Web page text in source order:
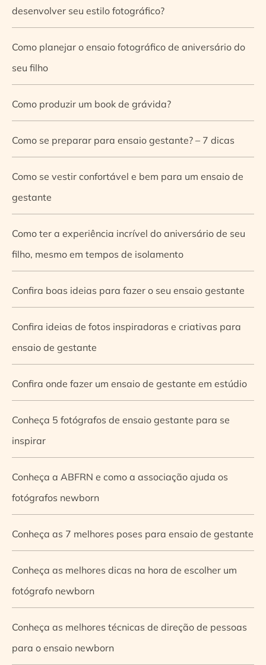
desenvolver seu estilo fotográfico?
Como planejar o ensaio fotográfico de aniversário do
seu filho
Como produzir um book de grávida?
Como se preparar para ensaio gestante? – 7 dicas
Como se vestir confortável e bem para um ensaio de
gestante
Como ter a experiência incrível do aniversário de seu
filho, mesmo em tempos de isolamento
Confira boas ideias para fazer o seu ensaio gestante
Confira ideias de fotos inspiradoras e criativas para
ensaio de gestante
Confira onde fazer um ensaio de gestante em estúdio
Conheça 5 fotógrafos de ensaio gestante para se
inspirar
Conheça a ABFRN e como a associação ajuda os
fotógrafos newborn
Conheça as 7 melhores poses para ensaio de gestante
Conheça as melhores dicas na hora de escolher um
fotógrafo newborn
Conheça as melhores técnicas de direção de pessoas
para o ensaio newborn